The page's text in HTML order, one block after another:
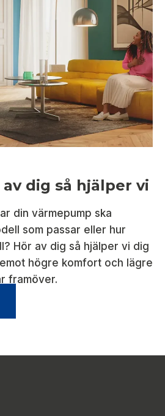
av dig så hjälper vi
din värmepump ska
som passar eller hur
Hör av dig så hjälper vi dig
högre komfort och lägre
framöver.